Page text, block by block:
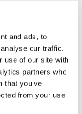
and ads, to
our traffic.
use of our site with
partners who
that you’ve
from your use
per la
Ettore Masullo